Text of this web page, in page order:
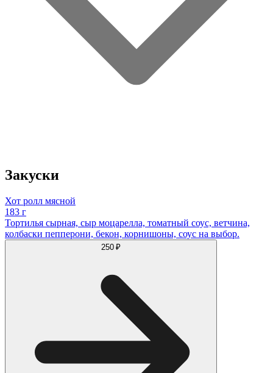
Закуски
Хот ролл мясной
183 г
Тортилья сырная, сыр моцарелла, томатный соус, ветчина,
колбаски пепперони, бекон, корнишоны, соус на выбор.
250 ₽